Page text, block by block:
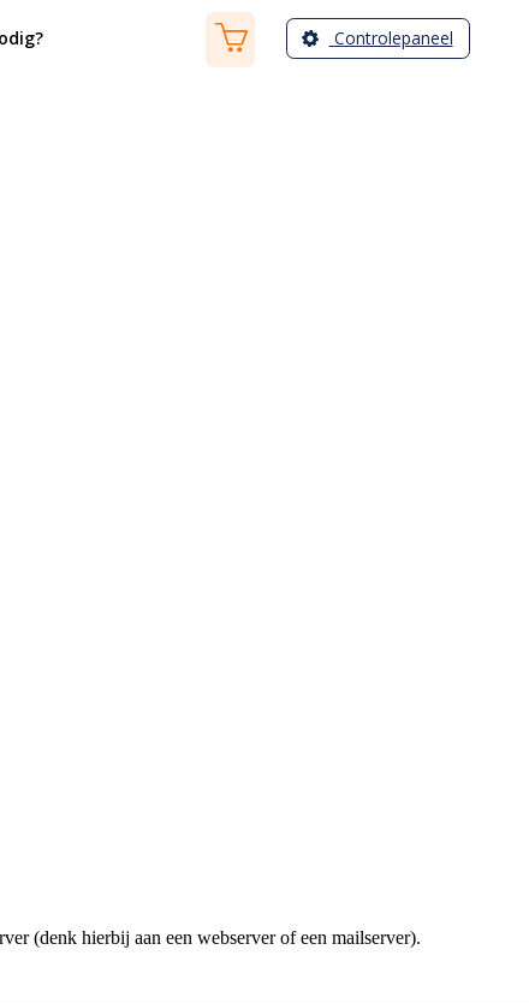
Controlepaneel
(denk hierbij aan een webserver of een mailserver).